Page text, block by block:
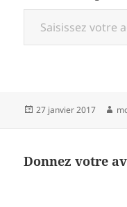
Saisissez votre adresse e-mail…
Publié
27 janvier 2017
Donnez votre